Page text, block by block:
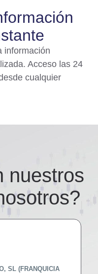
información
Acceso las 24
cualquier
nuestros
SL (FRANQUICIA